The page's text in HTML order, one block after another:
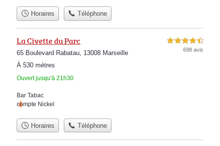
Horaires Téléphone
La Civette du Parc
65 Boulevard Rabatau, 13008 Marseille
À 530 mètres
Ouvert jusqu'à 21h30
4,5 étoiles sur 5
698 avis
Bar Tabac
compte Nickel
Horaires Téléphone